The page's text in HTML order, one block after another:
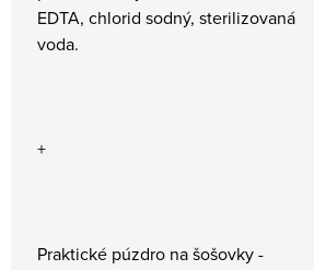
EDTA, chlorid sodný, sterilizovaná
voda.
+
Praktické púzdro na šošovky -